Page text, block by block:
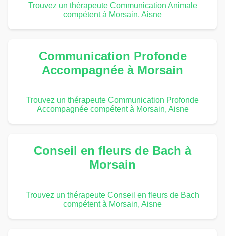
Trouvez un thérapeute Communication Animale
compétent à Morsain, Aisne
Communication Profonde
Accompagnée à Morsain
Trouvez un thérapeute Communication Profonde
Accompagnée compétent à Morsain, Aisne
Conseil en fleurs de Bach à
Morsain
Trouvez un thérapeute Conseil en fleurs de Bach
compétent à Morsain, Aisne